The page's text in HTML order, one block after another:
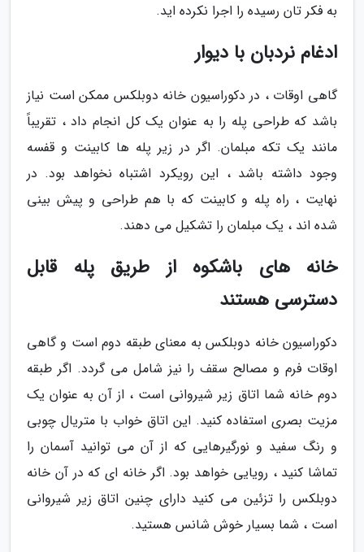
به فکر تان رسیده را اجرا نکرده اید.
ادغام نردبان با دیوار
گاهی اوقات ، در دکوراسیون خانه دوبلکس ممکن است نیاز
باشد که طراحی پله را به عنوان یک کل انجام داد ، تقریباً
مانند یک تکه مبلمان. اگر در زیر پله ها کابینت و قفسه
وجود داشته باشد ، این رویکرد اشتباه نخواهد بود. در
نهایت ، راه پله و کابینت که با هم طراحی و پیش بینی
شده اند ، یک مبلمان را تشکیل می دهند.
خانه های باشکوه از طریق پله قابل
دسترسی هستند
دکوراسیون خانه دوبلکس به معنای طبقه دوم است و گاهی
اوقات فرم و مصالح سقف را نیز شامل می گردد. اگر طبقه
دوم خانه شما اتاق زیر شیروانی است ، از آن به عنوان یک
مزیت بصری استفاده کنید. این اتاق خواب با متریال چوبی
و رنگ سفید و نورگیرهایی که از آن می توانید آسمان را
تماشا کنید ، رویایی خواهد بود. اگر خانه ای که در آن خانه
دوبلکس را تزئین می کنید دارای چنین اتاق زیر شیروانی
است ، شما بسیار خوش شانس هستید.